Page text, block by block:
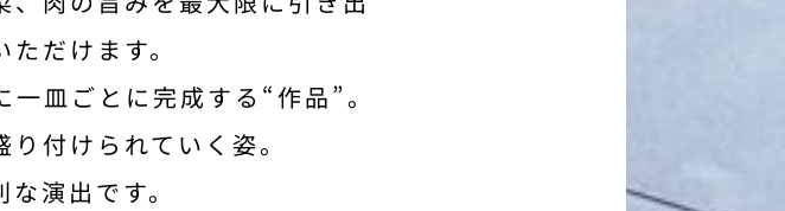
だけます。
皿ごとに完成する“作品”。
付けられていく姿。
演出です。